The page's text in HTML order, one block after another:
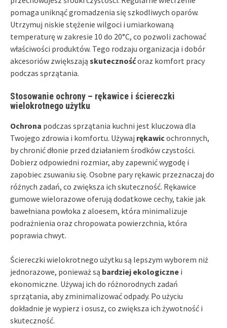
pomaga uniknąć gromadzenia się szkodliwych oparów.
Utrzymuj niskie stężenie wilgoci i umiarkowaną
temperaturę w zakresie 10 do 20°C, co pozwoli zachować
właściwości produktów. Tego rodzaju organizacja i dobór
akcesoriów zwiększają skutecznośćoraz komfort pracy
podczas sprzątania.
Stosowanie ochrony – rękawice i ściereczki
wielokrotnego użytku
Ochrona podczas sprzątania kuchni jest kluczowa dla
Twojego zdrowia i komfortu. Używaj rękawicochronnych,
by chronić dłonie przed działaniem środków czystości.
Dobierz odpowiedni rozmiar, aby zapewnić wygodę i
zapobiec zsuwaniu się. Osobne pary rękawic przeznaczaj do
różnych zadań, co zwiększa ich skuteczność. Rękawice
gumowe wielorazowe oferują dodatkowe cechy, takie jak
bawełniana powłoka z aloesem, która minimalizuje
podrażnienia oraz chropowata powierzchnia, która
poprawia chwyt.
Ściereczki wielokrotnego użytku są lepszym wyborem niż
jednorazowe, ponieważ są bardziej ekologiczne i
ekonomiczne. Używaj ich do różnorodnych zadań
sprzątania, aby zminimalizować odpady. Po użyciu
dokładnie je wypierz i osusz, co zwiększa ich żywotność i
skuteczność.